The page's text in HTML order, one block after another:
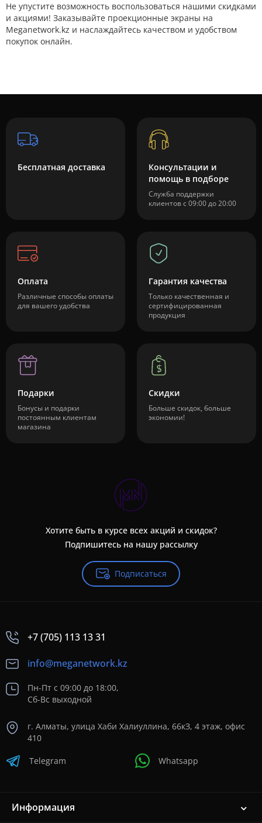
Не упустите возможность воспользоваться нашими скидками
и акциями! Заказывайте проекционные экраны на
Meganetwork.kz и наслаждайтесь качеством и удобством
покупок онлайн.
Бесплатная доставка
Консультации и
помощь в подборе
Служба поддержки
клиентов с 09:00 до 20:00
Оплата
Различные способы оплаты
для вашего удобства
Гарантия качества
Только качественная и
сертифицированная
продукция
Подарки
Бонусы и подарки
постоянным клиентам
магазина
Скидки
Больше скидок, больше
экономии!
Хотите быть в курсе всех акций и скидок?
Подпишитесь на нашу рассылку
Подписаться
+7 (705) 113 13 31
info@meganetwork.kz
Пн-Пт с 09:00 до 18:00,
Сб-Вс выходной
г. Алматы, улица Хаби Халиуллина, 66кЗ, 4 этаж, офис
410
Telegram Whatsapp
Информация